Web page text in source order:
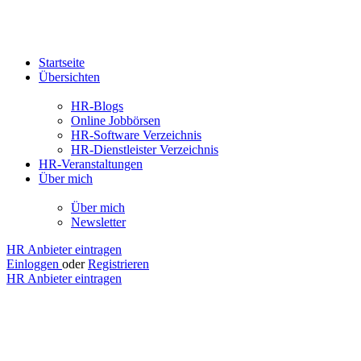
Startseite
Übersichten
HR-Blogs
Online Jobbörsen
HR-Software Verzeichnis
HR-Dienstleister Verzeichnis
HR-Veranstaltungen
Über mich
Über mich
Newsletter
HR Anbieter eintragen
Einloggen oder Registrieren
HR Anbieter eintragen